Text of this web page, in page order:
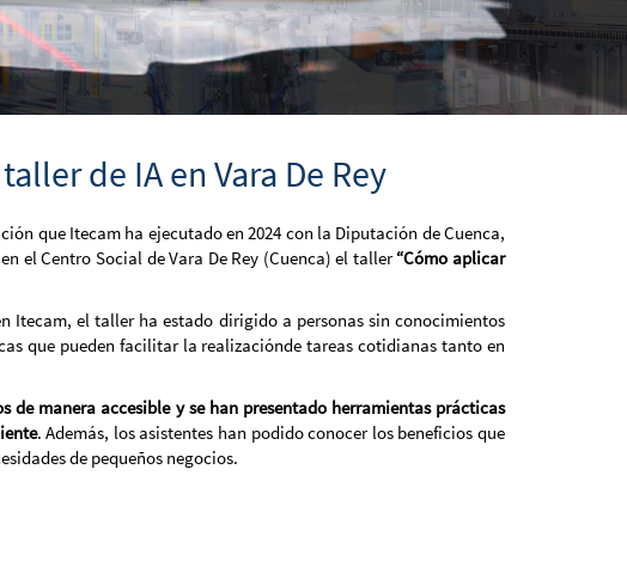
de IA en Vara De Rey
que Itecam ha ejecutado en 2024 con la Diputación de Cuenca,
el Centro Social de Vara De Rey (Cuenca) el taller“Cómo aplicar
Itecam, el taller ha estado dirigido a personas sin conocimientos
que pueden facilitar la realizaciónde tareas cotidianas tanto en
de manera accesible y se han presentado herramientas prácticas
. Además, los asistentes han podido conocer los beneficios que
de pequeños negocios.